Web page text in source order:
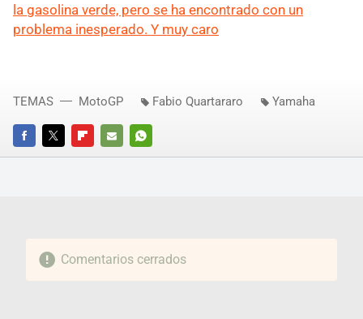
la gasolina verde, pero se ha encontrado con un
problema inesperado. Y muy caro
FACEBOOKTWITTERFLIPBOARD
E-
WHATSAPP
TEMAS MotoGP Fabio Quartararo Yamaha
Comentarios cerrados